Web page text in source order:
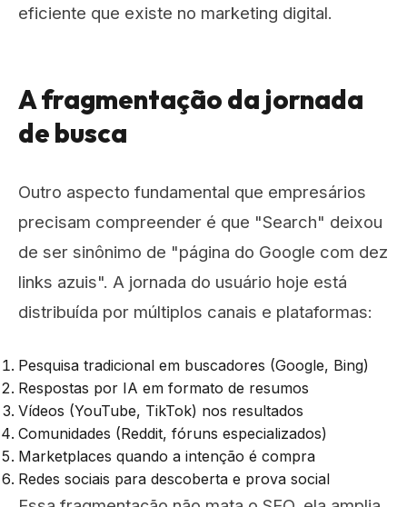
eficiente que existe no marketing digital.
A fragmentação da jornada
de busca
Outro aspecto fundamental que empresários
precisam compreender é que "Search" deixou
de ser sinônimo de "página do Google com dez
links azuis". A jornada do usuário hoje está
distribuída por múltiplos canais e plataformas:
Pesquisa tradicional em buscadores (Google, Bing)
Respostas por IA em formato de resumos
Vídeos (YouTube, TikTok) nos resultados
Comunidades (Reddit, fóruns especializados)
Marketplaces quando a intenção é compra
Redes sociais para descoberta e prova social